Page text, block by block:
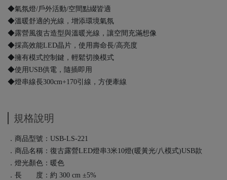
◆氣氛燈/戶外活動/空間點綴皆適
◆溫暖舒適的光線，增添環境氣氛
◆露營風復古造型與溫暖光線，讓空間充滿想像
◆採高效能LED晶片，使用壽命長/高亮度
◆擁有模式控制鍵，輕鬆切換模式
◆使用USB供電，隨插即用
◆燈串線長300cm+170引線，方便牽線
規格說明
．商品型號：USB-LS-221
．商品名稱：復古露營LED燈串3米10燈(暖黃光/八模式)USB款
．燈光顏色：暖色
．長 度：約 300 cm ±5%